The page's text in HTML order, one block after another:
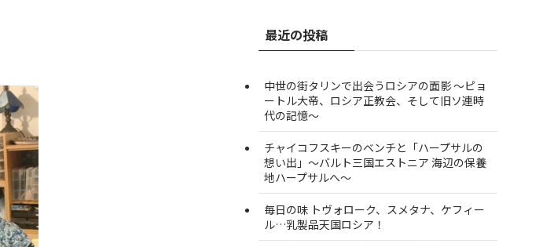
最近の投稿
中世の街タリンで出会うロシアの面影 ～ピョ
ートル大帝、ロシア正教会、そして旧ソ連時
代の記憶～
チャイコフスキーのベンチと「ハープサルの
想い出」～バルト三国エストニア 海辺の保養
地ハープサルへ～
毎日の味 トヴォローク、スメタナ、ケフィー
ル…乳製品天国ロシア！